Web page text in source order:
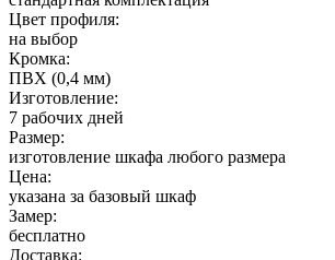
Цвет профиля:
на выбор
Кромка:
ПВХ (0,4 мм)
Изготовление:
7 рабочих дней
Размер:
изготовление шкафа любого размера
Цена:
указана за базовый шкаф
Замер:
бесплатно
Доставка: